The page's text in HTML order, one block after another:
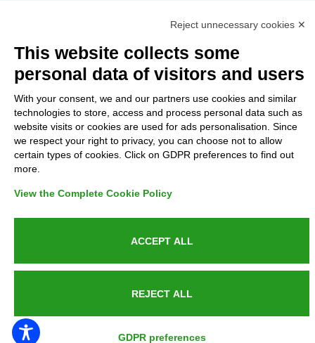
PUBLIC SERVICE ANNOUNCEMENT
Complaints
Refunds and Indemnities
Contacts
Azienda certificata UNI EN ISO 9001:2015
P.IVA 05538100727 - C.so Italia n.8 70123, BARI
Reject unnecessary cookies ✕
This website collects some
personal data of visitors and users
With your consent, we and our partners use cookies and similar
technologies to store, access and process personal data such as
website visits or cookies are used for ads personalisation. Since
we respect your right to privacy, you can choose not to allow
certain types of cookies. Click on GDPR preferences to find out
more.
View the Complete Cookie Policy
ACCEPT ALL
REJECT ALL
GDPR preferences